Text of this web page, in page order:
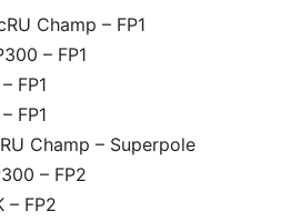
Champ – FP1
– FP1
FP1
FP1
Champ – Superpole
– FP2
– FP2